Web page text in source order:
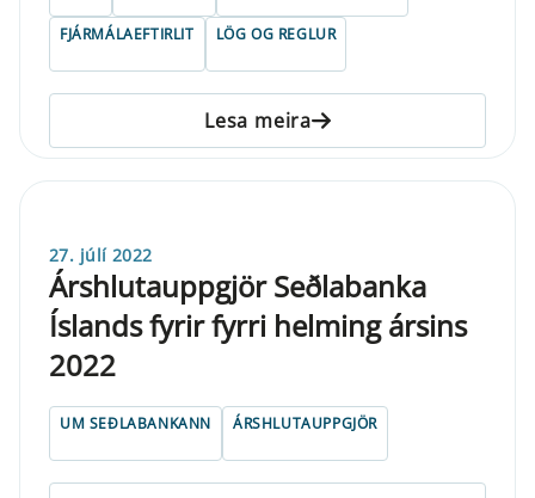
FJÁRMÁLAEFTIRLIT LÖG OG REGLUR
Lesa meira
27. júlí 2022
Árshlutauppgjör Seðlabanka
Íslands fyrir fyrri helming ársins
2022
UM SEÐLABANKANN ÁRSHLUTAUPPGJÖR